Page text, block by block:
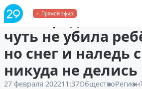
Прямой эфир
В Северодвинске
чуть не убила
но снег и наледь
никуда не делись
27 февраля 202211:37ОбществоРегион